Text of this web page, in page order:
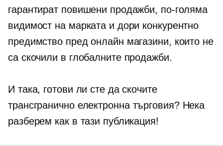
гарантират повишени продажби, по-голяма
видимост на марката и дори конкурентно
предимство пред онлайн магазини, които не
са скочили в глобалните продажби.
И така, готови ли сте да скочите
трансграничноелектронна търговия? Нека
разберем как в тази публикация!